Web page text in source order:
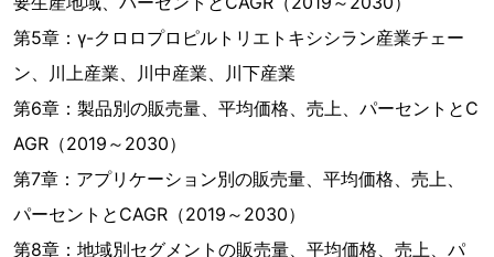
第5章：γ-クロロプロピルトリエトキシシラン産業チェー
ン、川上産業、川中産業、川下産業
第6章：製品別の販売量、平均価格、売上、パーセントとC
AGR（2019～2030）
第7章：アプリケーション別の販売量、平均価格、売上、
パーセントとCAGR（2019～2030）
第8章：地域別セグメントの販売量、平均価格、売上、パ